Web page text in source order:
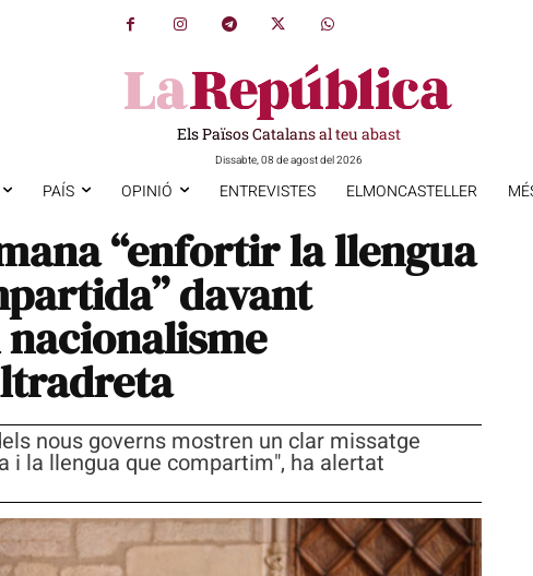
Els Països Catalans al teu abast
Dissabte, 08 de agost del 2026
PAÍS OPINIÓ ENTREVISTES ELMONCASTELLER
“enfortir la llengua
davant
nacionalisme
nous governs mostren un clar missatge
i la llengua que compartim", ha alertat